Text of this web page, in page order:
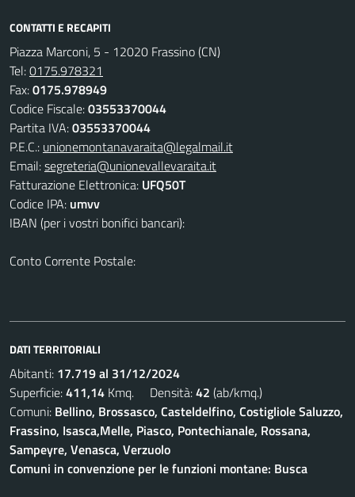
CONTATTI E RECAPITI
Piazza Marconi, 5 - 12020 Frassino (CN)
Tel:0175.978321
Fax:0175.978949
Codice Fiscale:03553370044
Partita IVA:03553370044
P.E.C.: unionemontanavaraita@legalmail.it
Email:segreteria@unionevallevaraita.it
Fatturazione Elettronica: UFQ50T
Codice IPA: umvv
IBAN (per i vostri bonifici bancari):
Conto Corrente Postale:
DATI TERRITORIALI
Abitanti: 17.719 al 31/12/2024
Superficie:411,14 Kmq. Densità:42 (ab/kmq.)
Comuni: Bellino, Brossasco, Casteldelfino, Costigliole Saluzzo,
Frassino, Isasca,Melle, Piasco, Pontechianale, Rossana,
Sampeyre, Venasca, Verzuolo
Comuni in convenzione per le funzioni montane: Busca